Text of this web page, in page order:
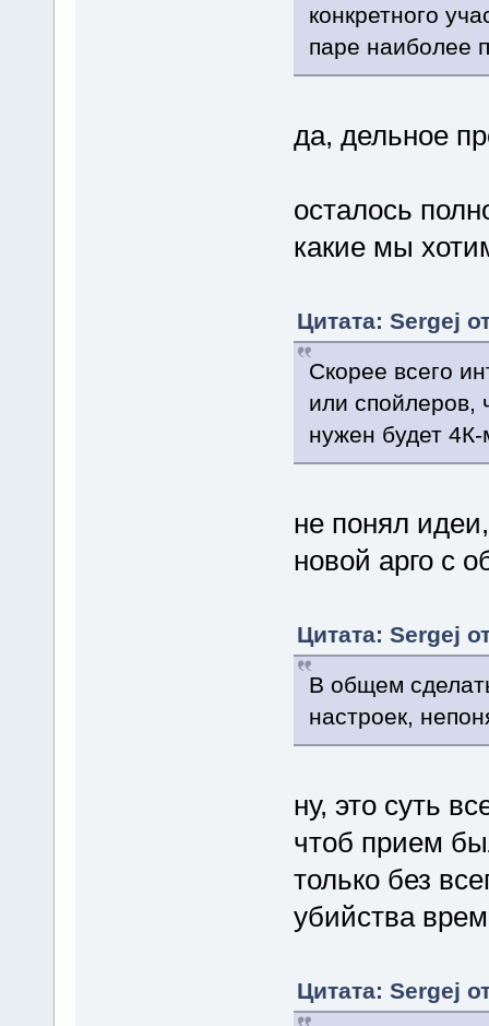
конкретного
паре наиболее
да, дельное
осталось
какие мы
Цитата: Sergej
Скорее всего
или спойлеров,
нужен будет
не понял
новой арго с
Цитата: Sergej
В общем
настроек,
ну, это суть
чтоб прием
только без
убийства
Цитата: Sergej